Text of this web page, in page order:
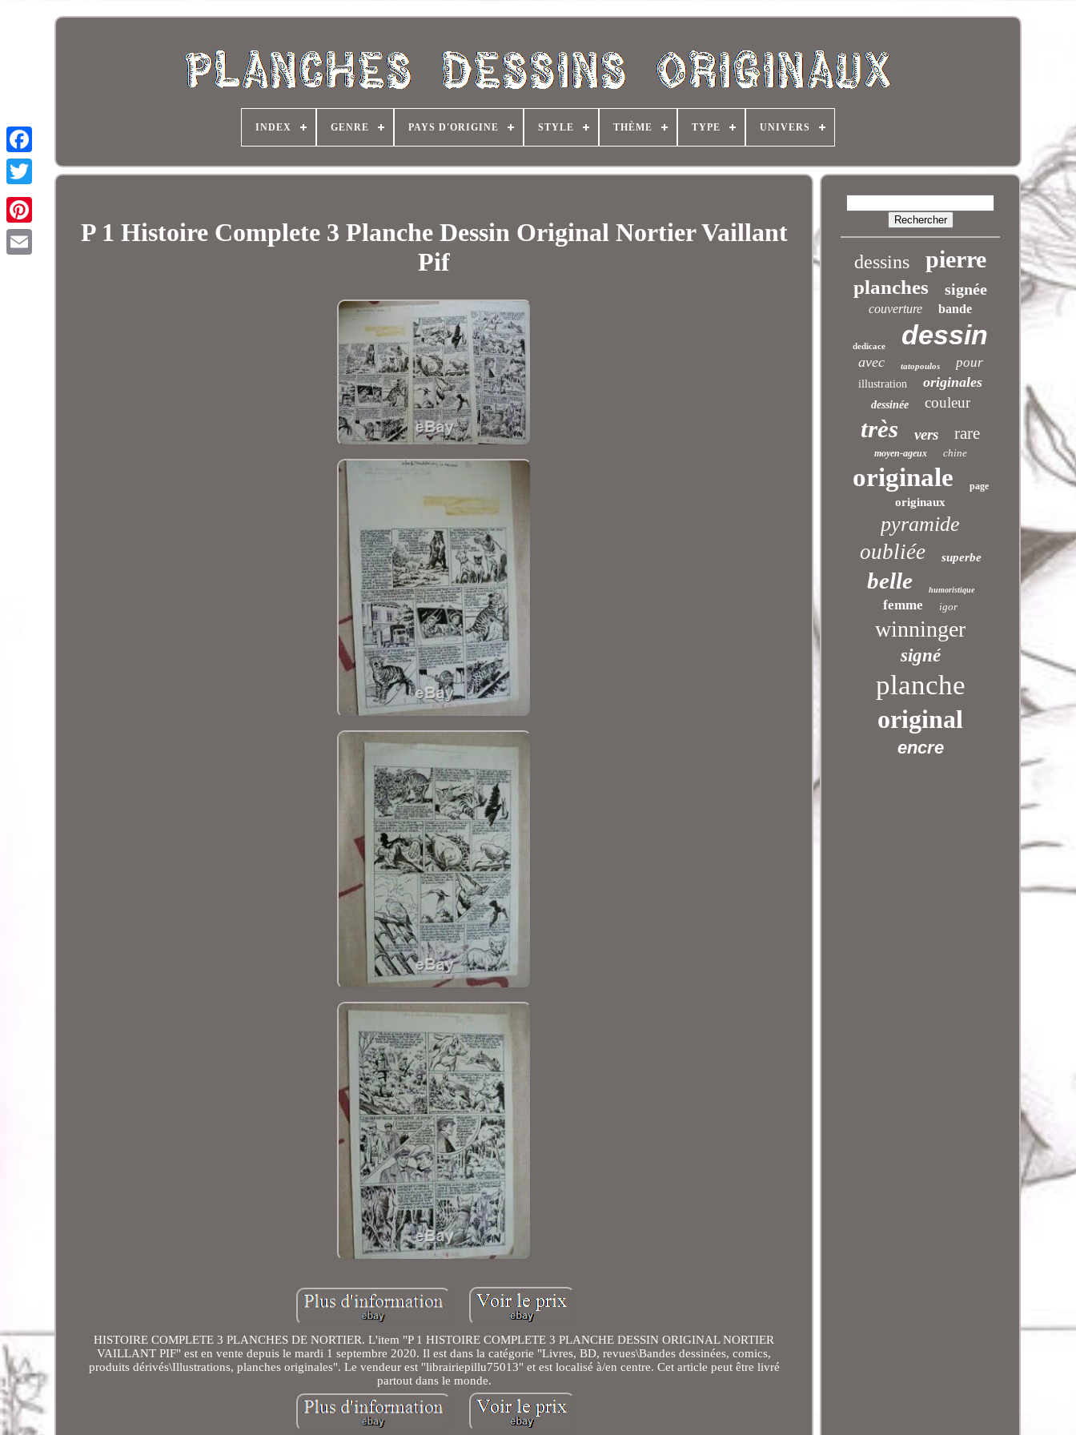
INDEX GENRE PAYS D'ORIGINE STYLE THÈME TYPE UNIVERS
P 1 Histoire Complete 3 Planche Dessin Original Nortier Vaillant
Pif
HISTOIRE COMPLETE 3 PLANCHES DE NORTIER. L'item "P 1 HISTOIRE COMPLETE 3 PLANCHE DESSIN ORIGINAL NORTIER
VAILLANT PIF" est en vente depuis le mardi 1 septembre 2020. Il est dans la catégorie "Livres, BD, revues\Bandes dessinées, comics,
produits dérivés\Illustrations, planches originales". Le vendeur est "librairiepillu75013" et est localisé à/en centre. Cet article peut être livré
partout dans le monde.
dessins pierre
planches signée
couverture bande
dedicace dessin
avec tatopoulos pour
illustration originales
dessinée couleur
très vers rare
moyen-ageux chine
originale page
originaux
pyramide
oubliée superbe
belle humoristique
femme igor
winninger
signé
planche
original
encre